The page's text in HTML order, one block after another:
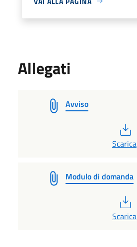
Allegati
Avviso
Scarica
Modulo di domanda
Scarica